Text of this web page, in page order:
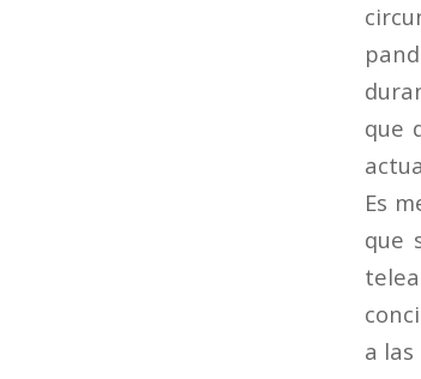
que
Es
que
a